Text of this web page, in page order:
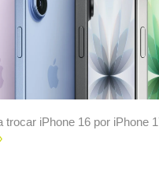
trocar iPhone 16 por iPhone